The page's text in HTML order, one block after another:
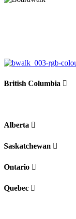
British Columbia
Alberta
Saskatchewan
Ontario
Quebec